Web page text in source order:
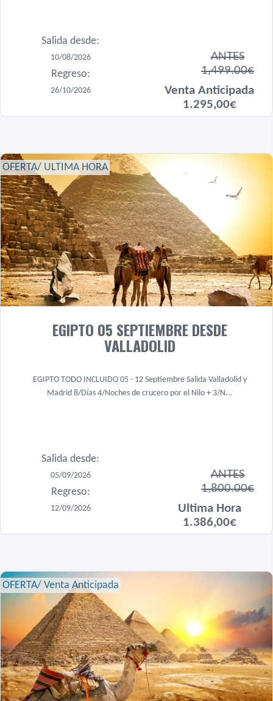
Salida desde:
10/08/2026
Regreso:
26/10/2026
ANTES
1,499.00€
Venta Anticipada
1.295,00€
OFERTA/ ULTIMA HORA
EGIPTO 05 SEPTIEMBRE DESDE
VALLADOLID
EGIPTO TODO INCLUIDO 05 - 12 Septiembre Salida Valladolid y
Madrid 8/Días 4/Noches de crucero por el Nilo + 3/N...
Salida desde:
05/09/2026
Regreso:
12/09/2026
ANTES
1,800.00€
Ultima Hora
1.386,00€
OFERTA/ Venta Anticipada